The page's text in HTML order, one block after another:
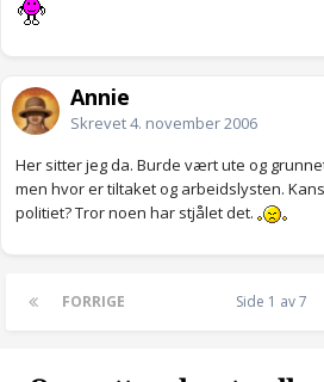
Annie
Skrevet4. november 2006
Her sitter jeg da. Burde vært ute og
men hvor er tiltaket og arbeidslysten.
politiet? Tror noen har stjålet det.
FORRIGE Side 1 av 7